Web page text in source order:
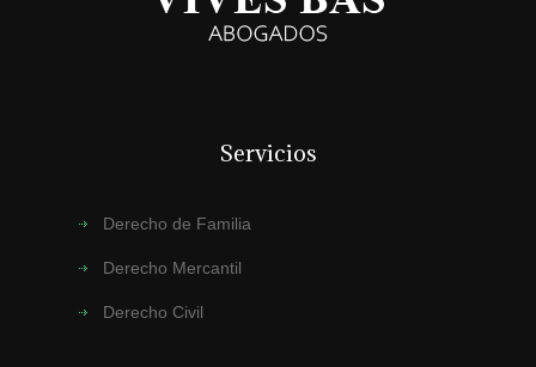
Servicios
Derecho de Familia
Derecho Mercantil
Derecho Civil